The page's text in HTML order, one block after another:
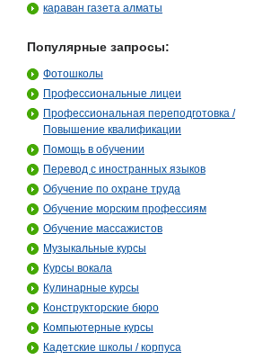
караван газета алматы
Популярные запросы:
Фотошколы
Профессиональные лицеи
Профессиональная переподготовка /
Повышение квалификации
Помощь в обучении
Перевод с иностранных языков
Обучение по охране труда
Обучение морским профессиям
Обучение массажистов
Музыкальные курсы
Курсы вокала
Кулинарные курсы
Конструкторские бюро
Компьютерные курсы
Кадетские школы / корпуса